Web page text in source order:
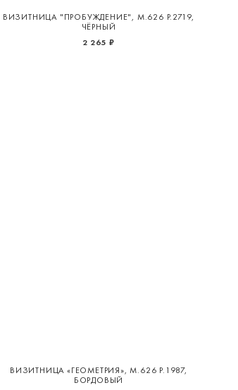
ВИЗИТНИЦА "ПРОБУЖДЕНИЕ", М.626 Р.2719,
ЧЁРНЫЙ
2 265 ₽
ВИЗИТНИЦА «ГЕОМЕТРИЯ», М.626 Р.1987,
БОРДОВЫЙ